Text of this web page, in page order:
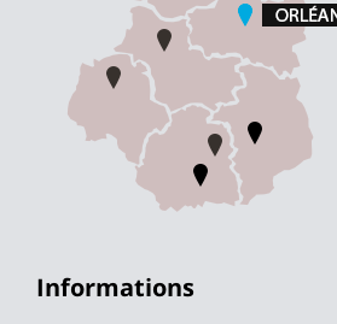
Informations